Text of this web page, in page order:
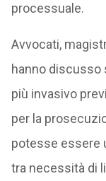
processuale.
Avvocati,
hanno discusso
più invasivo
per la
potesse essere
tra necessità di